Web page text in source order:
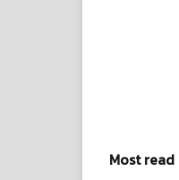
Most